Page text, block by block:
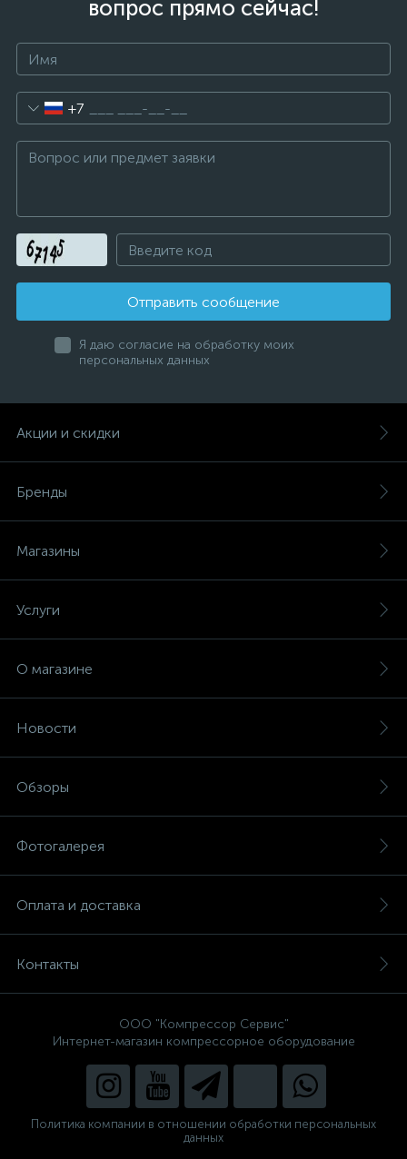
вопрос прямо сейчас!
+7
Отправить сообщение
Я даю согласие на обработку моих
персональных данных
Акции и скидки
Бренды
Магазины
Услуги
О магазине
Новости
Обзоры
Фотогалерея
Оплата и доставка
Контакты
ООО "Компрессор Сервис"
Интернет-магазин компрессорное оборудование
Политика компании в отношении обработки персональных
данных